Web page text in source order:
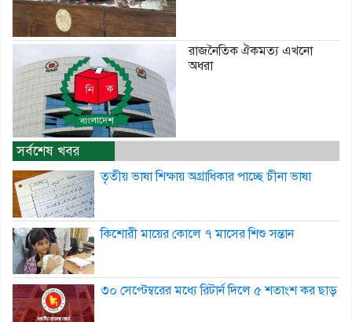
রাজনৈতিক ঐকমত্য এখনো
অধরা
সর্বশেষ খবর
তৃতীয় ভাষা শিক্ষায় অগ্রাধিকার পাচ্ছে চীনা ভাষা
কিশোরী মায়ের কোলে ৭ মাসের শিশু সন্তান
৩০ সেপ্টেম্বরের মধ্যে রিটার্ন দিলে ৫ শতাংশ কর ছাড়